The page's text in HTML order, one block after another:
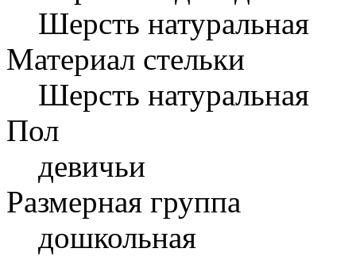
Шерсть натуральная
Материал стельки
Шерсть натуральная
Пол
девичьи
Размерная группа
дошкольная